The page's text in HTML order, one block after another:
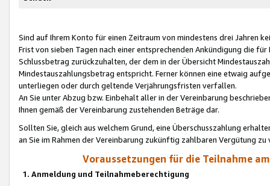
Sind auf Ihrem Konto für einen Zeitraum von mindestens drei Jahren
Frist von sieben Tagen nach einer entsprechenden Ankündigung die
Schlussbetrag zurückzuhalten, der dem in der Übersicht
Mindestauszahlungsbetrag entspricht. Ferner können eine etwaig
unterliegen oder durch geltende Verjährungsfristen verfallen.
An Sie unter Abzug bzw. Einbehalt aller in der Vereinbarung
Ihnen gemäß der Vereinbarung zustehenden Beträge dar.
Sollten Sie, gleich aus welchem Grund, eine Überschusszahlung
an Sie im Rahmen der Vereinbarung zukünftig zahlbaren Vergütung zu
Voraussetzungen für die Teilnahme
1. Anmeldung und Teilnahmeberechtigung